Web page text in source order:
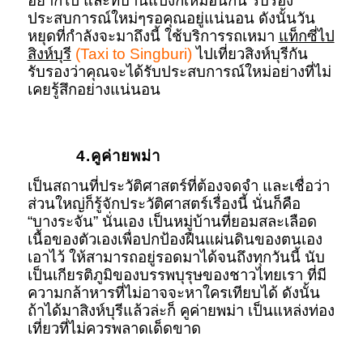
ประสบการณ์ใหม่ๆรอคุณอยู่แน่นอน ดังนั้นวัน
หยุดที่กำลังจะมาถึงนี้ ใช้บริการรถเหมา แท็กซี่ไป
สิงห์บุรี (Taxi to Singburi)ไปเที่ยวสิงห์บุรีกัน
รับรองว่าคุณจะได้รับประสบการณ์ใหม่อย่างที่ไม่
เคยรู้สึกอย่างแน่นอน
4.คูค่ายพม่า
เป็นสถานที่ประวัติศาสตร์ที่ต้องจดจำ และเชื่อว่า
ส่วนใหญ่ก็รู้จักประวัติศาสตร์เรื่องนี้ นั่นก็คือ
“บางระจัน” นั่นเอง เป็นหมู่บ้านที่ยอมสละเลือด
เนื้อของตัวเองเพื่อปกป้องฝืนแผ่นดินของตนเอง
เอาไว้ ให้สามารถอยู่รอดมาได้จนถึงทุกวันนี้ นับ
เป็นเกียรติภูมิของบรรพบุรุษของชาวไทยเรา ที่มี
ความกล้าหารที่ไม่อาจจะหาใครเทียบได้ ดังนั้น
ถ้าได้มาสิงห์บุรีแล้วล่ะก็ คูค่ายพม่า เป็นแหล่งท่อง
เที่ยวที่ไม่ควรพลาดเด็ดขาด